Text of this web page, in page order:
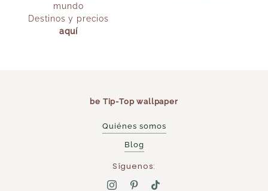
mundo
Destinos y precios
aquí
be Tip-Top wallpaper
Quiénes somos
Blog
Síguenos: